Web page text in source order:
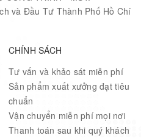
và Đầu Tư Thành Phố Hồ Chí
CHÍNH SÁCH
Tư vấn và khảo sát miễn phí
Sản phẩm xuất xưởng đạt tiêu
chuẩn
Vận chuyển miễn phí mọi nơi
Thanh toán sau khi quý khách